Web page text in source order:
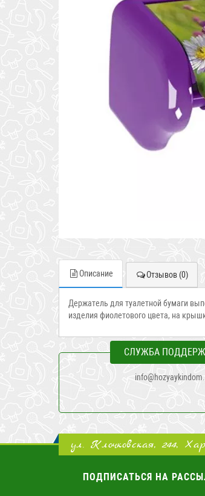
Описание Отзывов (0)
Держатель для туалетной бумаги
изделия фиолетового цвета, на
СЛУЖБА
ул. Клочковская, 244,
ПОДПИСАТЬСЯ НА